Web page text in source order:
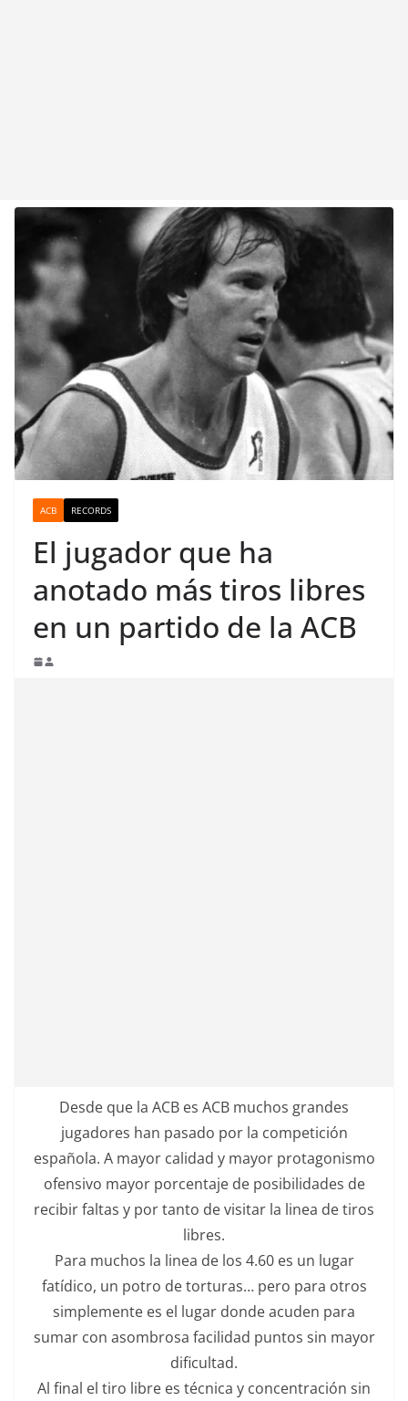
ACB RECORDS
El jugador que ha
anotado más tiros libres
en un partido de la ACB
Desde que la ACB es ACB muchos grandes
jugadores han pasado por la competición
española. A mayor calidad y mayor protagonismo
ofensivo mayor porcentaje de posibilidades de
recibir faltas y por tanto de visitar la linea de tiros
libres.
Para muchos la linea de los 4.60 es un lugar
fatídico, un potro de torturas… pero para otros
simplemente es el lugar donde acuden para
sumar con asombrosa facilidad puntos sin mayor
dificultad.
Al final el tiro libre es técnica y concentración sin